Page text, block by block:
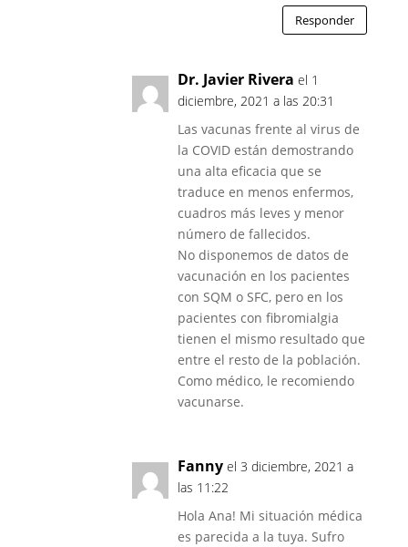
Responder
Dr. Javier Rivera el 1
diciembre, 2021 a las 20:31
Las vacunas frente al virus de
la COVID están demostrando
una alta eficacia que se
traduce en menos enfermos,
cuadros más leves y menor
número de fallecidos.
No disponemos de datos de
vacunación en los pacientes
con SQM o SFC, pero en los
pacientes con fibromialgia
tienen el mismo resultado que
entre el resto de la población.
Como médico, le recomiendo
vacunarse.
Fanny el 3 diciembre, 2021 a
las 11:22
Hola Ana! Mi situación médica
es parecida a la tuya. Sufro